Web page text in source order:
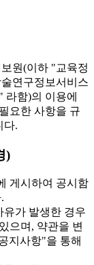
원(이하 "교육정
연구정보서비스
라함)의 이용에
요한 사항을 규
다.
)
게시하여 공시함
가 발생한 경우
으며, 약관을 변
지사항"을 통해